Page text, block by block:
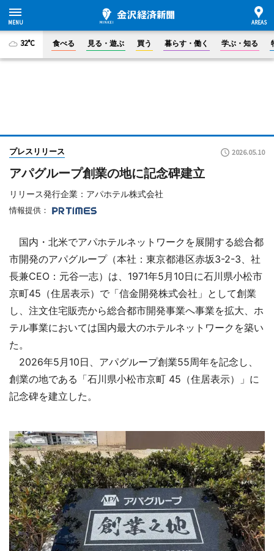
32°C 食べる 見る・遊ぶ 買う 暮らす・働く 学ぶ・知る
プレスリリース 2026.05.10
アパグループ創業の地に記念碑建立
リリース発行企業：アパホテル株式会社
情報提供：
国内・北米でアパホテルネットワークを展開する総合都
市開発のアパグループ（本社：東京都港区赤坂3-2-3、社
長兼CEO：元谷一志）は、1971年5月10日に石川県小松市
京町45（住居表示）で「信金開発株式会社」として創業
し、注文住宅販売から総合都市開発事業へ事業を拡大、ホ
テル事業においては国内最大のホテルネットワークを築い
た。
2026年5月10日、アパグループ創業55周年を記念し、
創業の地である「石川県小松市京町 45（住居表示）」に
記念碑を建立した。